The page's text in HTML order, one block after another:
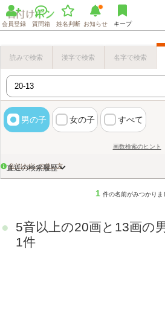
会員登録 質問箱 姓名判断 お知らせ キープ
読みで検索 漢字で検索 名字で検索
男の子 女の子 すべて
画数検索のヒント
名付けポンの使い方
直近の検索履歴
1 件の名前がみつかりま
5音以上の20画と13画の
1件